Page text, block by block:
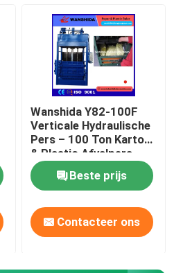
Wanshida Y82-100F
Verticale Hydraulische
Pers – 100 Ton Karton
& Plastic Afvalpers
Beste prijs
Contacteer ons